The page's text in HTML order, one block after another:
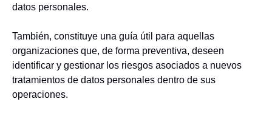
datos personales.
También, constituye una guía útil para aquellas
organizaciones que, de forma preventiva, deseen
identificar y gestionar los riesgos asociados a nuevos
tratamientos de datos personales dentro de sus
operaciones.